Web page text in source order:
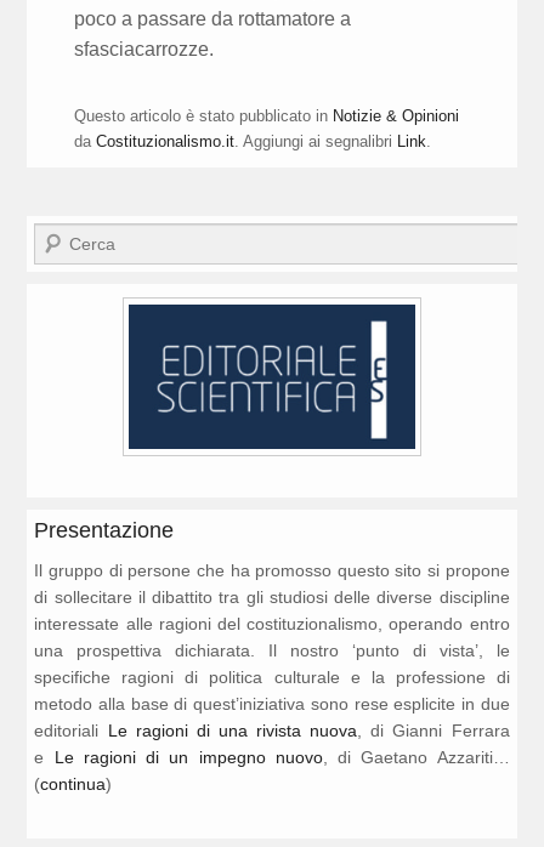
poco a passare da rottamatore a
sfasciacarrozze.
Questo articolo è stato pubblicato in Notizie & Opinioni
daCostituzionalismo.it . Aggiungi ai segnalibri Link
Cerca
Presentazione
Il gruppo di persone che ha promosso questo sito si propone
di sollecitare il dibattito tra gli studiosi delle diverse discipline
interessate alle ragioni del costituzionalismo, operando entro
una prospettiva dichiarata. Il nostro ‘punto di vista’, le
specifiche ragioni di politica culturale e la professione di
metodo alla base di quest’iniziativa sono rese esplicite in due
editoriali Le ragioni di una rivista nuova , di Gianni Ferrara
e Le ragioni di un impegno nuovo, di Gaetano Azzariti…
(continua)